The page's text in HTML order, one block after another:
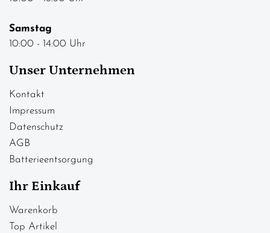
Samstag
10:00 - 14:00 Uhr
Unser Unternehmen
Kontakt
Impressum
Datenschutz
AGB
Batterieentsorgung
Ihr Einkauf
Warenkorb
Top Artikel